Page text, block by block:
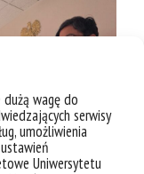
wagę do
serwisy
umożliwienia
Uniwersytetu